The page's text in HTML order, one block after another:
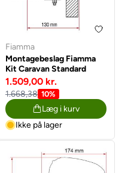
Fiamma
Montagebeslag Fiamma
Kit Caravan Standard
1.509,00 kr.
1.668,38 10%
Læg i kurv
Ikke på lager